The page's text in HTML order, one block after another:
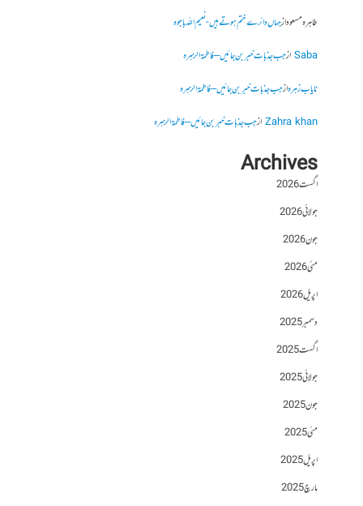
طاہرہ مسعودازجہاں دائرے ختم ہوتے ہیں- نعیم اللہ باجوہ
Sabaازجب جذبات خبر بن جائیں – فاطمۃالزہرہ
نایاب زہرہازجب جذبات خبر بن جائیں – فاطمۃالزہرہ
Zahra khanازجب جذبات خبر بن جائیں – فاطمۃالزہرہ
Archives
اگست 2026
جولائی 2026
جون 2026
مئی 2026
اپریل 2026
دسمبر 2025
اگست 2025
جولائی 2025
جون 2025
مئی 2025
اپریل 2025
مارچ 2025